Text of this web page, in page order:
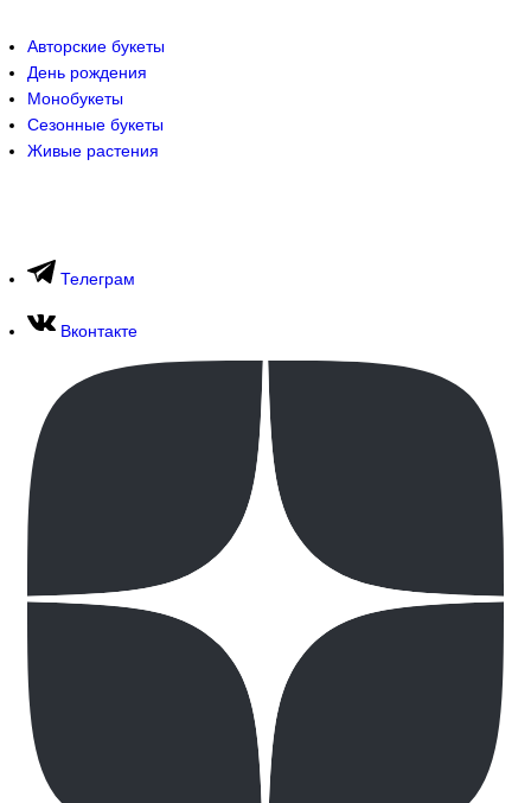
Авторские букеты
День рождения
Монобукеты
Сезонные букеты
Живые растения
Телеграм
Вконтакте